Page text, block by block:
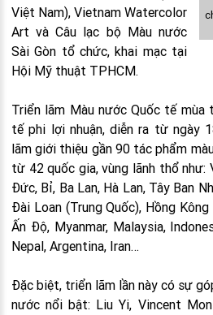
Việt Nam), Vietnam Watercolor
Art và Câu lạc bộ Màu nước
Sài Gòn tổ chức, khai mạc tại
Hội Mỹ thuật TPHCM.
Triển lãm Màu nước Quốc tế
tế phi lợi nhuận, diễn ra từ ngày
lãm giới thiệu gần 90 tác phẩm
từ 42 quốc gia, vùng lãnh thổ như:
Đức, Bỉ, Ba Lan, Hà Lan, Tây Ban
Đài Loan (Trung Quốc), Hồng
Ấn Độ, Myanmar, Malaysia,
Nepal, Argentina, Iran…
Đặc biệt, triển lãm lần này có sự
nước nổi bật: Liu Yi, Vincent